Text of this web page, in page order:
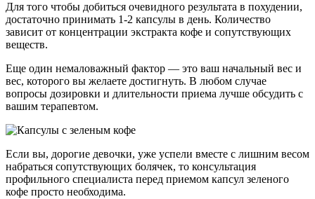
Для того чтобы добиться очевидного результата в похудении,
достаточно принимать 1-2 капсулы в день. Количество
зависит от концентрации экстракта кофе и сопутствующих
веществ.
Еще один немаловажный фактор — это ваш начальный вес и
вес, которого вы желаете достигнуть. В любом случае
вопросы дозировки и длительности приема лучше обсудить с
вашим терапевтом.
Если вы, дорогие девочки, уже успели вместе с лишним весом
набраться сопутствующих болячек, то консультация
профильного специалиста перед приемом капсул зеленого
кофе просто необходима.